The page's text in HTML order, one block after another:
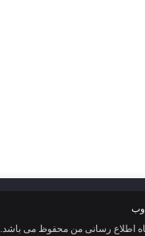
وب
اطلاع رسانی من محفوظ می باشد.